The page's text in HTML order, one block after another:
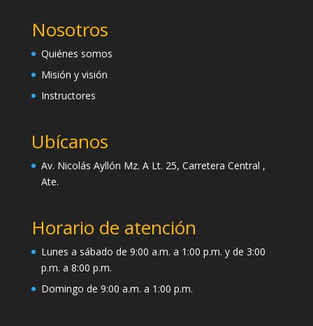
Nosotros
Quiénes somos
Misión y visión
Instructores
Ubícanos
Av. Nicolás Ayllón Mz. A Lt. 25, Carretera Central ,
Ate.
Horario de atención
Lunes a sábado de 9:00 a.m. a 1:00 p.m. y de 3:00
p.m. a 8:00 p.m.
Domingo de 9:00 a.m. a 1:00 p.m.